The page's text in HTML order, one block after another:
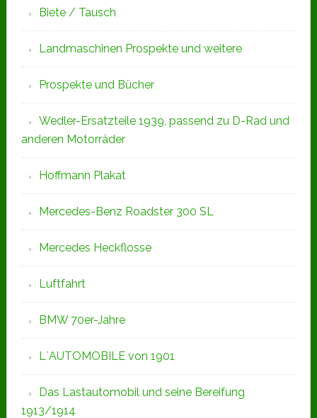
Biete / Tausch
Landmaschinen Prospekte und weitere
Prospekte und Bücher
Wedler-Ersatzteile 1939, passend zu D-Rad und
anderen Motorräder
Hoffmann Plakat
Mercedes-Benz Roadster 300 SL
Mercedes Heckflosse
Luftfahrt
BMW 70er-Jahre
L`AUTOMOBILE von 1901
Das Lastautomobil und seine Bereifung
1913/1914